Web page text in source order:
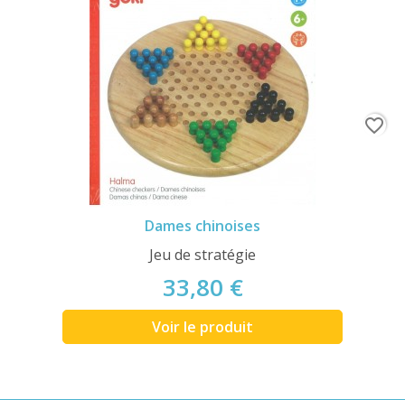
Dames chinoises
Jeu de stratégie
33,80 €
Voir le produit
favorite_border